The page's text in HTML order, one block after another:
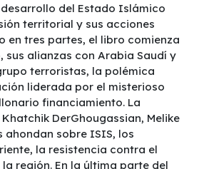
del Estado Islámico
territorial y sus acciones
en tres partes, el libro comienza
alianzas con Arabia Saudí y
terroristas, la polémica
liderada por el misterioso
financiamiento. La
DerGhougassian, Melike
ahondan sobre ISIS, los
la resistencia contra el
región. En la última parte del